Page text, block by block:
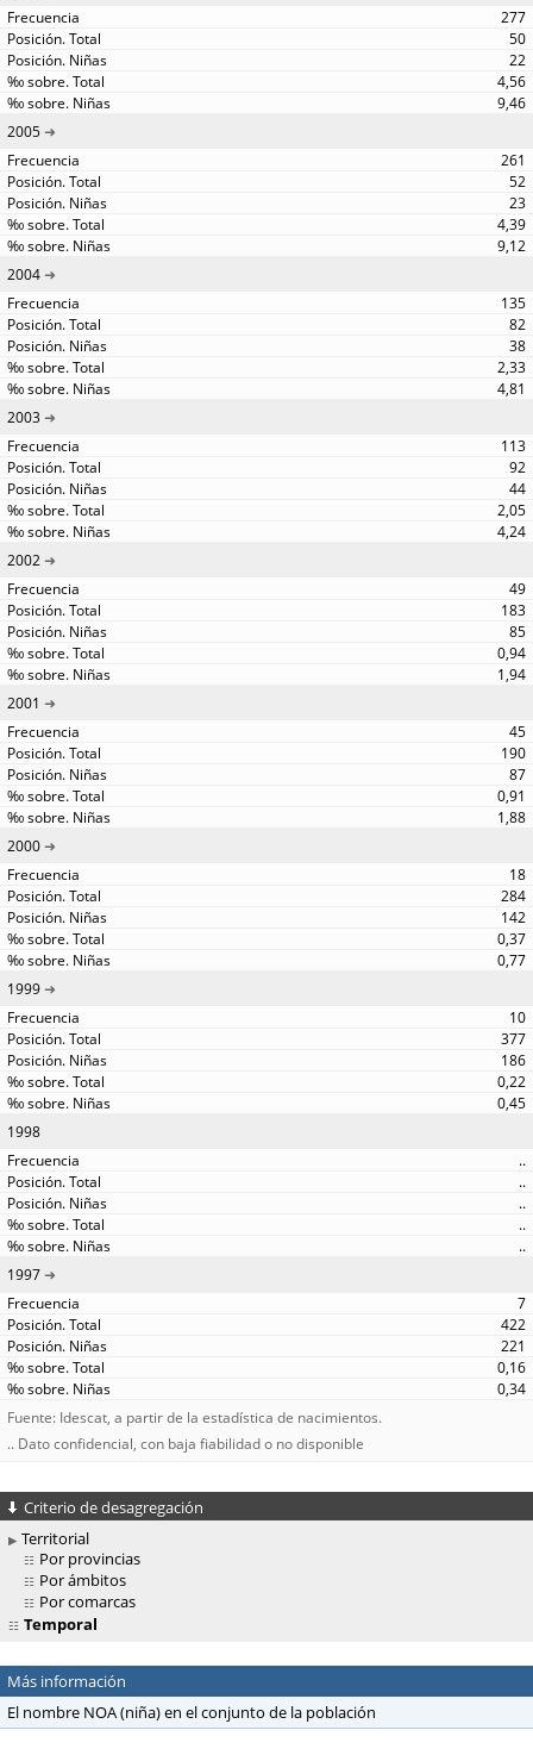
277
50
22
4,56
9,46
2005
261
52
23
4,39
9,12
2004
135
82
38
2,33
4,81
2003
113
92
44
2,05
4,24
2002
49
183
85
0,94
1,94
2001
45
190
87
0,91
1,88
2000
18
284
142
0,37
0,77
1999
10
377
186
0,22
0,45
1998
..
..
..
..
..
1997
7
422
221
0,16
0,34
Fuente: Idescat, a partir de la estadística de nacimientos.
.. Dato confidencial, con baja fiabilidad o no disponible
Criterio de desagregación
Territorial
Por provincias
Por ámbitos
Por comarcas
Temporal
Más información
El nombre NOA (niña) en el conjunto de la población